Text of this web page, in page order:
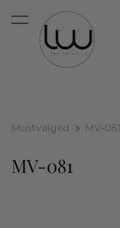
lisati ostukorvi.
Mustvalged MV-081
MV-081